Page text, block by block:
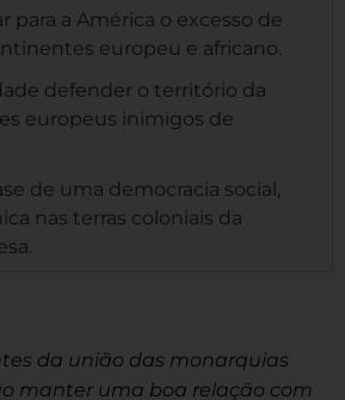
para a América o excesso de
europeu e africano.
defender o território da
europeus inimigos de
de uma democracia social,
nas terras coloniais da
da união das monarquias
manter uma boa relação com